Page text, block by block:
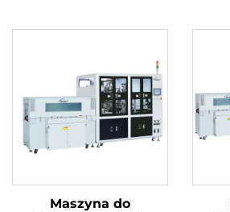
Maszyna do